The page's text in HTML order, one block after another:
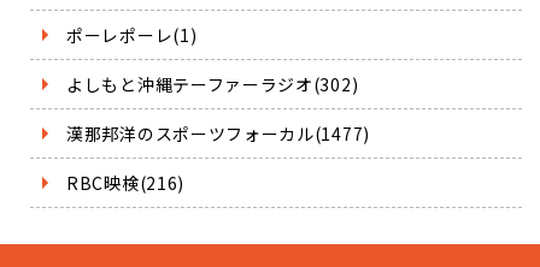
ポーレポーレ(1)
よしもと沖縄テーファーラジオ(302)
漢那邦洋のスポーツフォーカル(1477)
RBC映検(216)